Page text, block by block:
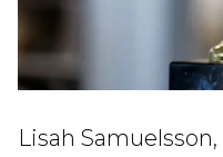
Lisah